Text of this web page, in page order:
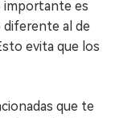
importante es
diferente al de
evita que los
que te